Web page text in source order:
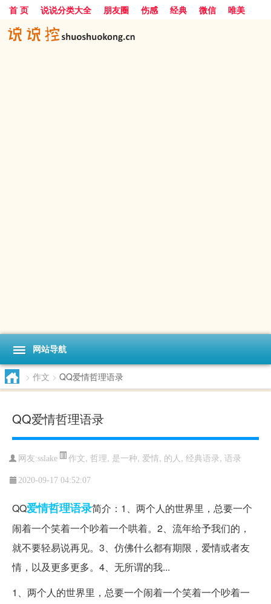
首 页 说说分类大全 朋友圈 伤感 经典 微信
唯美
励志
爱情 搞笑
网站导航
> 作文 > QQ爱情哲理语录
QQ爱情哲理语录
网友:sslake 作文, 哲理, 是一种, 爱情, 的人 , 经典语录, 语录
2020-09-17 04:52:07
QQ爱情哲理语录简介：1、两个人的世界里，总要一个
闹着一个笑着一个吵着一个哄着。2、流年给予我们的，
就不要轻易说再见。3、仿佛什么都有期限，爱情或者友
情，以及更多更多。4、无所谓的我...
1、两个人的世界里，总要一个闹着一个笑着一个吵着一